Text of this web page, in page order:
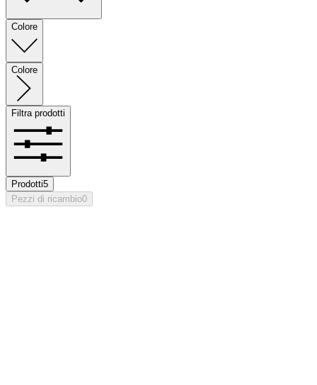
Colore
Colore
Filtra prodotti
Prodotti5
Pezzi di ricambio0